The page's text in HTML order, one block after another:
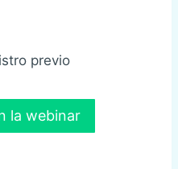
previo
la webinar